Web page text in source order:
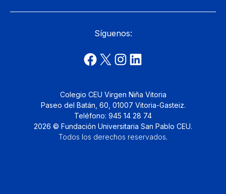
Síguenos:
Colegio CEU Virgen Niña Vitoria
Paseo del Batán, 60, 01007 Vitoria-Gasteiz.
Teléfono: 945 14 28 74
2026 © Fundación Universitaria San Pablo CEU.
Todos los derechos reservados.